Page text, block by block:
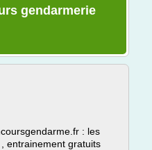
gendarmerie
: les
entrainement gratuits